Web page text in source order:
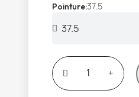
Pointure 37.5